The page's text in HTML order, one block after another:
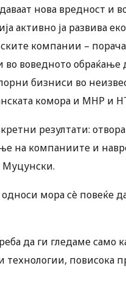
нова вредност и
активно ја развива
компании –
воведното обраќање
бизниси во
комора и МНР и
резултати:
на компаниите и
Муцунски.
мора сè повеќе
да ги гледаме само
повисока